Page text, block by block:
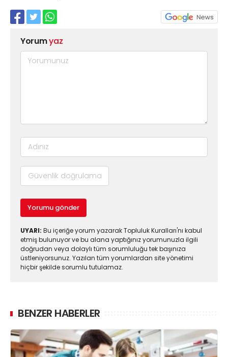
Yorumyaz
Yorumu gönder
UYARI: Bu içeriğe yorum yazarak Topluluk Kuralları'nı kabul
etmiş bulunuyor ve bu alana yaptığınız yorumunuzla ilgili
doğrudan veya dolaylı tüm sorumluluğu tek başınıza
üstleniyorsunuz. Yazılan tüm yorumlardan site yönetimi
hiçbir şekilde sorumlu tutulamaz.
BENZER HABERLER